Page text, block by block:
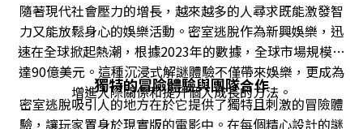
隨著現代社會壓力的增長，越來越多的人尋求既能激發智
力又能放鬆身心的娛樂活動。密室逃脫作為新興娛樂，迅
速在全球掀起熱潮，根據2023年的數據，全球市場規模已
達90億美元。這種沉浸式解謎體驗不僅帶來娛樂，更成為
增進人際關係和提升個人成長的方法。
獨特的冒險體驗與團隊合作
密室逃脫吸引人的地方在於它提供了獨特且刺激的冒險體
驗，讓玩家置身於現實版的電影中。在每個精心設計的謎